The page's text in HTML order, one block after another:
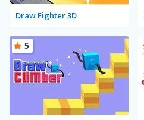
Draw Fighter 3D
5